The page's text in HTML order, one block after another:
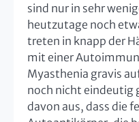
sind nur in sehr
heutzutage noch
treten in knapp der
mit einer
Myasthenia gravis
noch nicht eindeutig
davon aus, dass die